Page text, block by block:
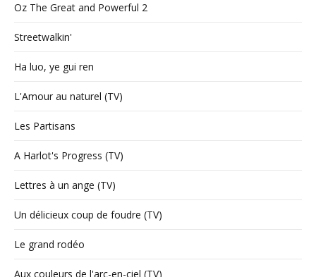
Oz The Great and Powerful 2
Streetwalkin'
Ha luo, ye gui ren
L'Amour au naturel (TV)
Les Partisans
A Harlot's Progress (TV)
Lettres à un ange (TV)
Un délicieux coup de foudre (TV)
Le grand rodéo
Aux couleurs de l'arc-en-ciel (TV)